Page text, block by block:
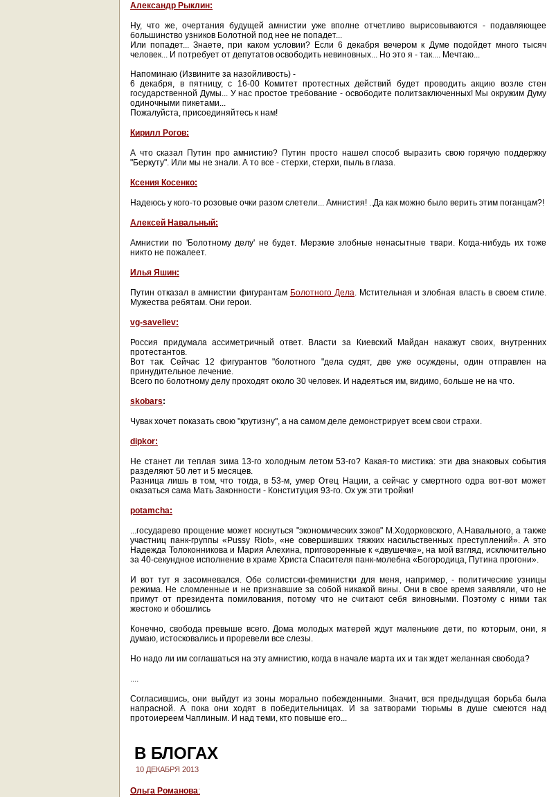
Александр Рыклин:
Ну, что же, очертания будущей амнистии уже вполне отчетливо вырисовываются - подавляющее
большинство узников Болотной под нее не попадет...
Или попадет... Знаете, при каком условии? Если 6 декабря вечером к Думе подойдет много тысяч
человек... И потребует от депутатов освободить невиновных... Но это я - так.... Мечтаю...
Напоминаю (Извините за назойливость) -
6 декабря, в пятницу, с 16-00 Комитет протестных действий будет проводить акцию возле стен
государственной Думы... У нас простое требование - освободите политзаключенных! Мы окружим Думу
одиночными пикетами...
Пожалуйста, присоединяйтесь к нам!
Кирилл Рогов:
А что сказал Путин про амнистию? Путин просто нашел способ выразить свою горячую поддержку
"Беркуту". Или мы не знали. А то все - стерхи, стерхи, пыль в глаза.
Ксения Косенко:
Надеюсь у кого-то розовые очки разом слетели... Амнистия! ..Да как можно было верить этим поганцам?!
Алексей Навальный:
Амнистии по 'Болотному делу' не будет. Мерзкие злобные ненасытные твари. Когда-нибудь их тоже
никто не пожалеет.
Илья Яшин:
Путин отказал в амнистии фигурантам Болотного Дела. Мстительная и злобная власть в своем стиле.
Мужества ребятам. Они герои.
vg-saveliev:
Россия придумала ассиметричный ответ. Власти за Киевский Майдан накажут своих, внутренних
протестантов.
Вот так. Сейчас 12 фигурантов "болотного "дела судят, две уже осуждены, один отправлен на
принудительное лечение.
Всего по болотному делу проходят около 30 человек. И надеяться им, видимо, больше не на что.
skobars:
Чувак хочет показать свою "крутизну", а на самом деле демонстрирует всем свои страхи.
dipkor:
Не станет ли теплая зима 13-го холодным летом 53-го? Какая-то мистика: эти два знаковых события
разделяют 50 лет и 5 месяцев.
Разница лишь в том, что тогда, в 53-м, умер Отец Нации, а сейчас у смертного одра вот-вот может
оказаться сама Мать Законности - Конституция 93-го. Ох уж эти тройки!
potamcha:
...государево прощение может коснуться "экономических зэков" М.Ходорковского, А.Навального, а также
участниц панк-группы «Pussy Riot», «не совершивших тяжких насильственных преступлений». А это
Надежда Толоконникова и Мария Алехина, приговоренные к «двушечке», на мой взгляд, исключительно
за 40-секундное исполнение в храме Христа Спасителя панк-молебна «Богородица, Путина прогони».
И вот тут я засомневался. Обе солистски-феминистки для меня, например, - политические узницы
режима. Не сломленные и не признавшие за собой никакой вины. Они в свое время заявляли, что не
примут от президента помилования, потому что не считают себя виновными. Поэтому с ними так
жестоко и обошлись
Конечно, свобода превыше всего. Дома молодых матерей ждут маленькие дети, по которым, они, я
думаю, истосковались и проревели все слезы.
Но надо ли им соглашаться на эту амнистию, когда в начале марта их и так ждет желанная свобода?
....
Согласившись, они выйдут из зоны морально побежденными. Значит, вся предыдущая борьба была
напрасной. А пока они ходят в победительницах. И за затворами тюрьмы в душе смеются над
протоиереем Чаплиным. И над теми, кто повыше его...
В БЛОГАХ
10 ДЕКАБРЯ 2013
Ольга Романова: